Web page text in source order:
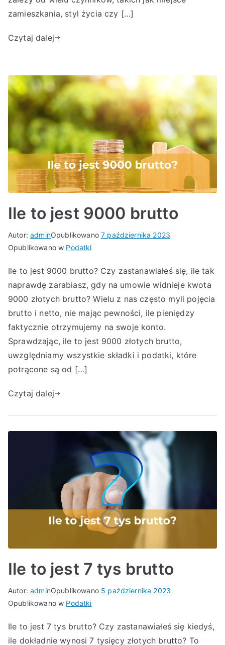
zamieszkania, styl życia czy […]
Czytaj dalej
Ile to jest 9000 brutto
Autor:adminOpublikowano7 października 2023
Opublikowano w Podatki
Ile to jest 9000 brutto? Czy zastanawiałeś się, ile tak
naprawdę zarabiasz, gdy na umowie widnieje kwota
9000 złotych brutto? Wielu z nas często myli pojęcia
brutto i netto, nie mając pewności, ile pieniędzy
faktycznie otrzymujemy na swoje konto.
Sprawdzając, ile to jest 9000 złotych brutto,
uwzględniamy wszystkie składki i podatki, które
potrącone są od […]
Czytaj dalej
Ile to jest 7 tys brutto
Autor:adminOpublikowano 5 października 2023
Opublikowano w Podatki
Ile to jest 7 tys brutto? Czy zastanawiałeś się kiedyś,
ile dokładnie wynosi 7 tysięcy złotych brutto? To